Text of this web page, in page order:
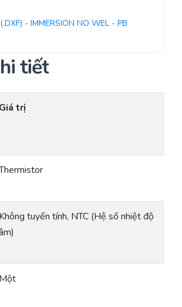
- IMMERSION NO WEL - PB
tiết
Giá trị
Không tuyến tính, NTC (Hệ số nhiệt độ
Một